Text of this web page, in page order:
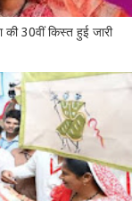
की 30वीं किस्त हुई जारी